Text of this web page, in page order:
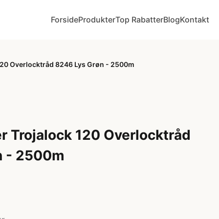
ForsideProdukterTop RabatterBlogKontakt
Overlocktråd 8246 Lys Grøn - 2500m
Trojalock 120 Overlocktråd
- 2500m